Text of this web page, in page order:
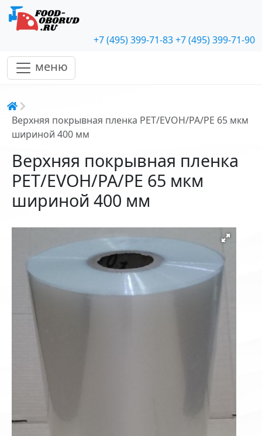
+7 (495) 399-71-83+7 (495) 399-71-90
меню
Строка навигации
Верхняя покрывная пленка PET/EVOH/PA/PE 65 мкм
шириной 400 мм
Верхняя покрывная пленка
PET/EVOH/PA/PE 65 мкм
шириной 400 мм